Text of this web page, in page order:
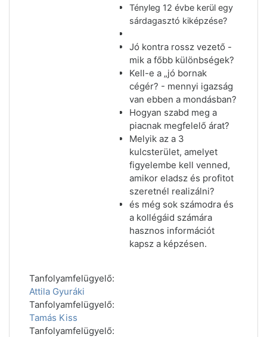
Tényleg 12 évbe kerül egy
sárdagasztó kiképzése?
Jó kontra rossz vezető -
mik a főbb különbségek?
Kell-e a „jó bornak
cégér? - mennyi igazság
van ebben a mondásban?
Hogyan szabd meg a
piacnak megfelelő árat?
Melyik az a 3
kulcsterület, amelyet
figyelembe kell venned,
amikor eladsz és profitot
szeretnél realizálni?
és még sok számodra és
a kollégáid számára
hasznos információt
kapsz a képzésen.
Tanfolyamfelügyelő:
Attila Gyuráki
Tanfolyamfelügyelő:
Tamás Kiss
Tanfolyamfelügyelő: